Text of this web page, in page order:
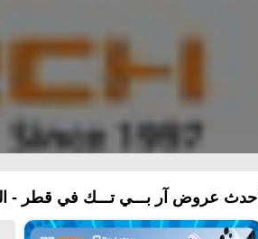
أحدث عروض آر بـــي تـــك في قطر -